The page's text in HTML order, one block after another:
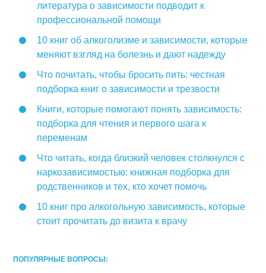
литература о зависимости подводит к
профессиональной помощи
10 книг об алкоголизме и зависимости, которые
меняют взгляд на болезнь и дают надежду
Что почитать, чтобы бросить пить: честная
подборка книг о зависимости и трезвости
Книги, которые помогают понять зависимость:
подборка для чтения и первого шага к
переменам
Что читать, когда близкий человек столкнулся с
наркозависимостью: книжная подборка для
родственников и тех, кто хочет помочь
10 книг про алкогольную зависимость, которые
стоит прочитать до визита к врачу
ПОПУЛЯРНЫЕ ВОПРОСЫ: